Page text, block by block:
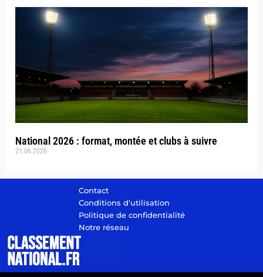
National 2026 : format, montée et clubs à suivre
21.06.2026
Contact
Conditions d’utilisation
Politique de confidentialité
Notre réseau